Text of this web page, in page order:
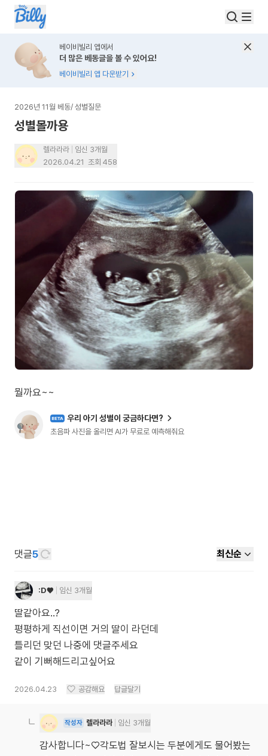
베이비빌리 앱에서
더 많은 베동글을 볼 수 있어요!
베이비빌리 앱 다운받기
2026년 11월 베동/ 성별질문
성별몰까용
렐라라라
임신 3개월
2026.04.21 조회 458
뭘까요~~
BETA 우리 아기 성별이 궁금하다면?
초음파 사진을 올리면 AI가 무료로 예측해줘요
댓글5 최신순
:D♥ 임신 3개월
딸같아요..?
평평하게 직선이면 거의 딸이 라던데
틀리던 맞던 나중에 댓글주세요
같이 기뻐해드리고싶어요
2026.04.23 공감해요 답글달기
작성자 렐라라라 임신 3개월
감사합니다~♡각도법 잘보시는 두분에게도 물어봤는